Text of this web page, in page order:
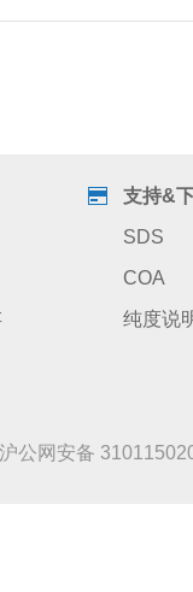
支持&
SDS
COA
纯度说
沪公网安备